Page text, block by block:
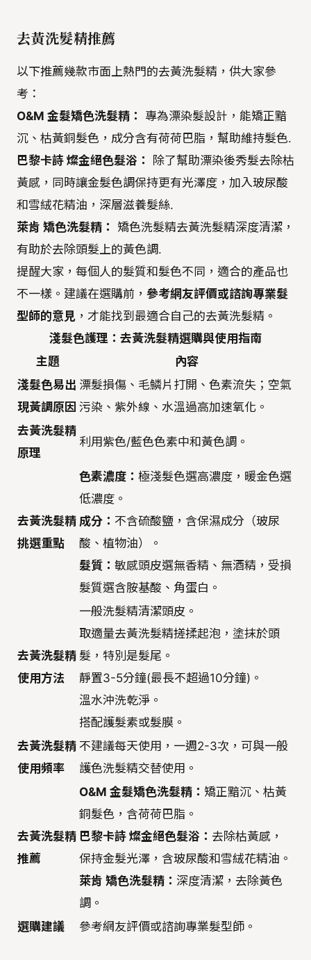
去黃洗髮精推薦
以下推薦幾款市面上熱門的去黃洗髮精，供大家參
考：
O&M 金髮矯色洗髮精： 專為漂染髮設計，能矯正黯
沉、枯黃銅髮色，成分含有荷荷巴脂，幫助維持髮色.
巴黎卡詩 燦金絕色髮浴：
除了幫助漂染後秀髮去除枯
黃感，同時讓金髮色調保持更有光澤度，加入玻尿酸
和雪絨花精油，深層滋養髮絲.
萊肯 矯色洗髮精：
矯色洗髮精去黃洗髮精深度清潔，
有助於去除頭髮上的黃色調.
提醒大家，每個人的髮質和髮色不同，適合的產品也
不一樣。建議在選購前， 參考網友評價或諮詢專業髮
型師的意見 ，才能找到最適合自己的去黃洗髮精。
淺髮色護理：去黃洗髮精選購與使用指南
主題
內容
淺髮色易出
現黃調原因
漂髮損傷、毛鱗片打開、色素流失；空氣
污染、紫外線、水溫過高加速氧化。
去黃洗髮精
原理
利用紫色/藍色色素中和黃色調。
去黃洗髮精
挑選重點
色素濃度： 極淺髮色選高濃度，暖金色選
低濃度。
成分： 不含硫酸鹽，含保濕成分（玻尿
酸、植物油）。
髮質： 敏感頭皮選無香精、無酒精，受損
髮質選含胺基酸、角蛋白。
去黃洗髮精
使用方法
一般洗髮精清潔頭皮。
取適量去黃洗髮精搓揉起泡，塗抹於頭
髮，特別是髮尾。
靜置3-5分鐘(最長不超過10分鐘)。
溫水沖洗乾淨。
搭配護髮素或髮膜。
去黃洗髮精
使用頻率
不建議每天使用，一週2-3次，可與一般
護色洗髮精交替使用。
去黃洗髮精
推薦
O&M 金髮矯色洗髮精： 矯正黯沉、枯黃
銅髮色，含荷荷巴脂。
巴黎卡詩 燦金絕色髮浴： 去除枯黃感，
保持金髮光澤，含玻尿酸和雪絨花精油。
萊肯 矯色洗髮精： 深度清潔，去除黃色
調。
選購建議
參考網友評價或諮詢專業髮型師。